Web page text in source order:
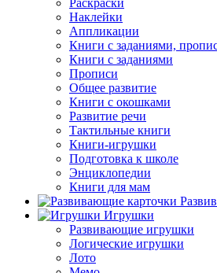
Раскраски
Наклейки
Аппликации
Книги с заданиями,
Книги с заданиями
Прописи
Общее развитие
Книги с окошками
Развитие речи
Тактильные книги
Книги-игрушки
Подготовка к школе
Энциклопедии
Книги для мам
Игрушки
Развивающие игрушки
Логические игрушки
Лото